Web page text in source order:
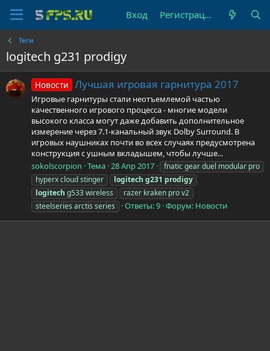
Вход Регистрация
Теги
logitech g231 prodigy
Новости Лучшая игровая гарнитура 2017
Игровые гарнитуры стали неотъемлемой частью
качественного игрового процесса - многие модели
высокого класса могут даже добавить дополнительное
измерение через 7.1-канальный звук Dolby Surround. В
игровых наушниках почти во всех случаях предусмотрена
конструкция с ушным вкладышем, чтобы лучше...
sokolscorpion Тема 28 Апр 2017
fnatic gear duel modular pro
hyperx cloud stinger
logitech g231 prodigy
logitech g533 wireless
razer kraken pro v2
steelseries arctis series
Ответы: 9 Форум: Новости